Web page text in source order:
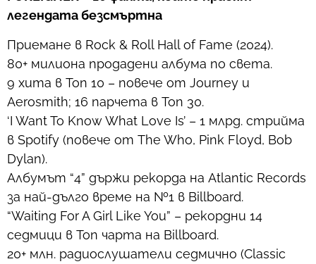
легендата безсмъртна
Приемане в Rock & Roll Hall of Fame (2024).
80+ милиона продадени албума по света.
9 хита в Топ 10 – повече от Journey и
Aerosmith; 16 парчета в Топ 30.
‘I Want To Know What Love Is’ – 1 млрд. стрийма
в Spotify (повече от The Who, Pink Floyd, Bob
Dylan).
Албумът “4” държи рекорда на Atlantic Records
за най-дълго време на №1 в Billboard.
“Waiting For A Girl Like You” – рекордни 14
седмици в Топ чарта на Billboard.
20+ млн. радиослушатели седмично (Classic